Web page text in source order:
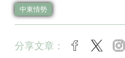
中東情勢
分享文章： facebook
twitter